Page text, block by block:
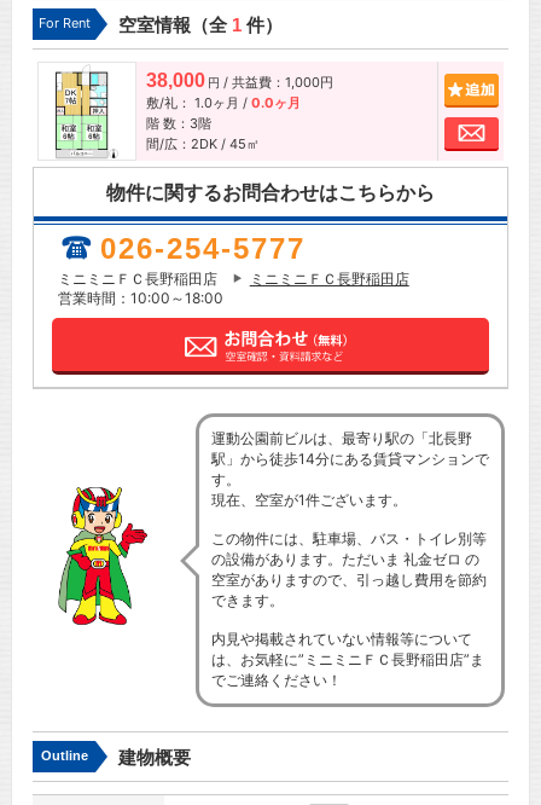
For Rent 空室情報（全 1件）
38,000 円 / 共益費：1,000円
敷/礼： 1.0ヶ月 / 0.0ヶ月
階 数：3階
間/広：2DK / 45㎡
お問
物件に関するお問合わせはこちらから
026-254-5777
ミニミニＦＣ長野稲田店
ミニミニＦＣ長野稲田店
営業時間：10:00～18:00
運動公園前ビルは、最寄り駅の「北長野
駅」から徒歩14分にある賃貸マンションで
す。
現在、空室が1件ございます。
この物件には、駐車場、バス・トイレ別等
の設備があります。ただいま 礼金ゼロ の
空室がありますので、引っ越し費用を節約
できます。
内見や掲載されていない情報等について
は、お気軽に”ミニミニＦＣ長野稲田店”ま
でご連絡ください！
Outline 建物概要